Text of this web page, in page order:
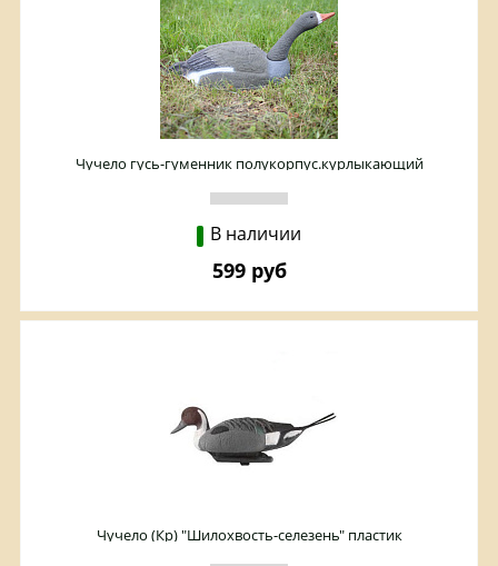
Чучело гусь-гуменник полукорпус.курлыкающий
В наличии
599 руб
Чучело (Кр) "Шилохвость-селезень" пластик